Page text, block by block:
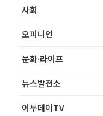
사회
오피니언
문화·라이프
뉴스발전소
이투데이TV